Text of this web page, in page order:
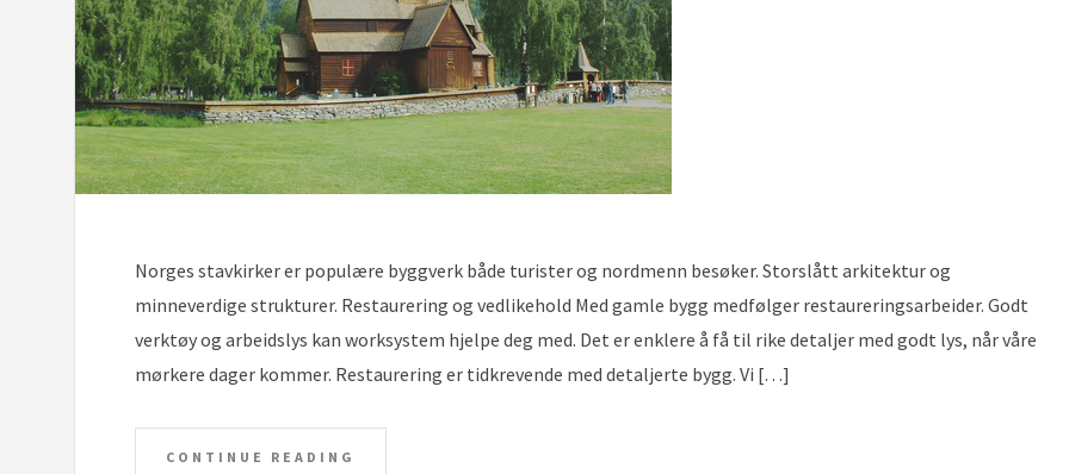
Norges stavkirker er populære byggverk både turister og nordmenn besøker. Storslått arkitektur og
minneverdige strukturer. Restaurering og vedlikehold Med gamle bygg medfølger restaureringsarbeider. Godt
verktøy og arbeidslys kan worksystem hjelpe deg med. Det er enklere å få til rike detaljer med godt lys, når våre
mørkere dager kommer. Restaurering er tidkrevende med detaljerte bygg. Vi […]
CONTINUE READING